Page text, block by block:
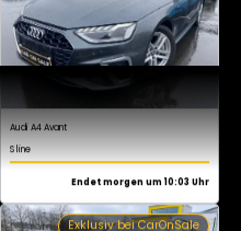
Endet morgen um 10:03 Uhr
Audi A6
Exklusiv bei CarOnSale